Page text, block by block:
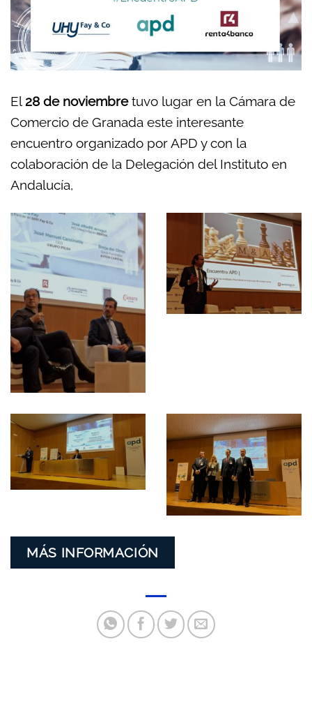
El 28 de noviembretuvo lugar en la Cámara de
Comercio de Granada este interesante
encuentro organizado por APD y con la
colaboración de la Delegación del Instituto en
Andalucía,
MÁS INFORMACIÓN